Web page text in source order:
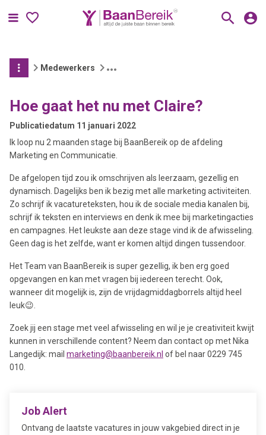
Menu
Medewerkers
Hoe gaat het nu met Claire?
Publicatiedatum 11 januari 2022
Ik loop nu 2 maanden stage bij BaanBereik op de afdeling
Marketing en Communicatie.
De afgelopen tijd zou ik omschrijven als leerzaam, gezellig en
dynamisch. Dagelijks ben ik bezig met alle marketing activiteiten.
Zo schrijf ik vacatureteksten, hou ik de sociale media kanalen bij,
schrijf ik teksten en interviews en denk ik mee bij marketingacties
en campagnes. Het leukste aan deze stage vind ik de afwisseling.
Geen dag is het zelfde, want er komen altijd dingen tussendoor.
Het Team van BaanBereik is super gezellig, ik ben erg goed
opgevangen en kan met vragen bij iedereen terecht. Ook,
wanneer dit mogelijk is, zijn de vrijdagmiddagborrels altijd heel
leuk😉.
Zoek jij een stage met veel afwisseling en wil je je creativiteit kwijt
kunnen in verschillende content? Neem dan contact op met Nika
Langedijk: mail marketing@baanbereik.nl of bel naar 0229 745
010.
Job Alert
Ontvang de laatste vacatures in jouw vakgebied direct in je